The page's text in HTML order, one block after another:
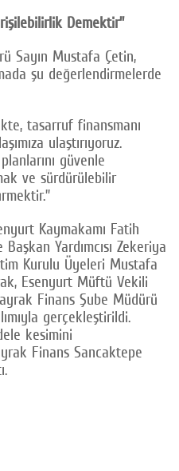
Demektir”
Sayın Mustafa Çetin,
şu değerlendirmelerde
tasarruf finansmanı
ulaştırıyoruz.
güvenle
ve sürdürülebilir
Kaymakamı Fatih
Yardımcısı Zekeriya
Kurulu Üyeleri Mustafa
Esenyurt Müftü Vekili
Finans Şube Müdürü
gerçekleştirildi.
kesimini
Finans Sancaktepe